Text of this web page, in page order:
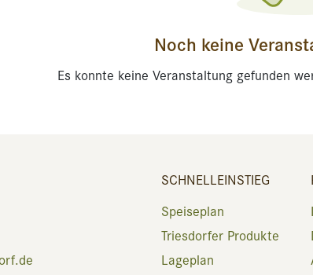
Noch keine
Es konnte keine Veranstaltung gefunden
SCHNELLEINSTIEG
Speiseplan
Triesdorfer Produkte
Lageplan